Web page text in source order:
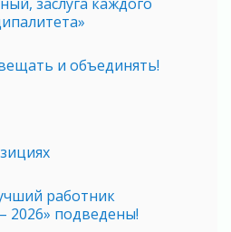
и объединять!
работник
2026» подведены!